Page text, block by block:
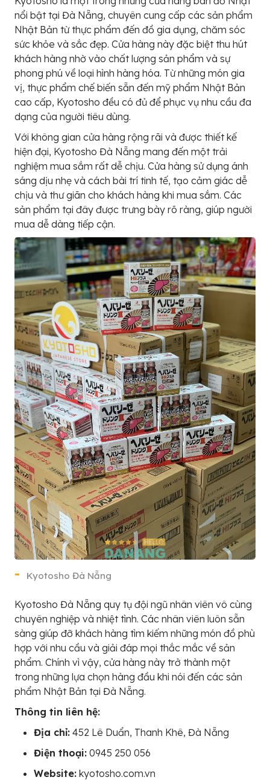
nổi bật tại Đà Nẵng, chuyên cung cấp các sản phẩm
Nhật Bản từ thực phẩm đến đồ gia dụng, chăm sóc
sức khỏe và sắc đẹp. Cửa hàng này đặc biệt thu hút
khách hàng nhờ vào chất lượng sản phẩm và sự
phong phú về loại hình hàng hóa. Từ những món gia
vị, thực phẩm chế biến sẵn đến mỹ phẩm Nhật Bản
cao cấp, Kyotosho đều có đủ để phục vụ nhu cầu đa
dạng của người tiêu dùng.
Với không gian cửa hàng rộng rãi và được thiết kế
hiện đại, Kyotosho Đà Nẵng mang đến một trải
nghiệm mua sắm rất dễ chịu. Cửa hàng sử dụng ánh
sáng dịu nhẹ và cách bài trí tinh tế, tạo cảm giác dễ
chịu và thư giãn cho khách hàng khi mua sắm. Các
sản phẩm tại đây được trưng bày rõ ràng, giúp người
mua dễ dàng tiếp cận.
Kyotosho Đà Nẵng
Kyotosho Đà Nẵng quy tụ đội ngũ nhân viên vô cùng
chuyên nghiệp và nhiệt tình. Các nhân viên luôn sẵn
sàng giúp đỡ khách hàng tìm kiếm những món đồ phù
hợp với nhu cầu và giải đáp mọi thắc mắc về sản
phẩm. Chính vì vậy, cửa hàng này trở thành một
trong những lựa chọn hàng đầu khi nói đến các sản
phẩm Nhật Bản tại Đà Nẵng.
Thông tin liên hệ:
Địa chỉ: 452 Lê Duẩn, Thanh Khê, Đà Nẵng
Điện thoại: 0945 250 056
Website: kyotosho.com.vn